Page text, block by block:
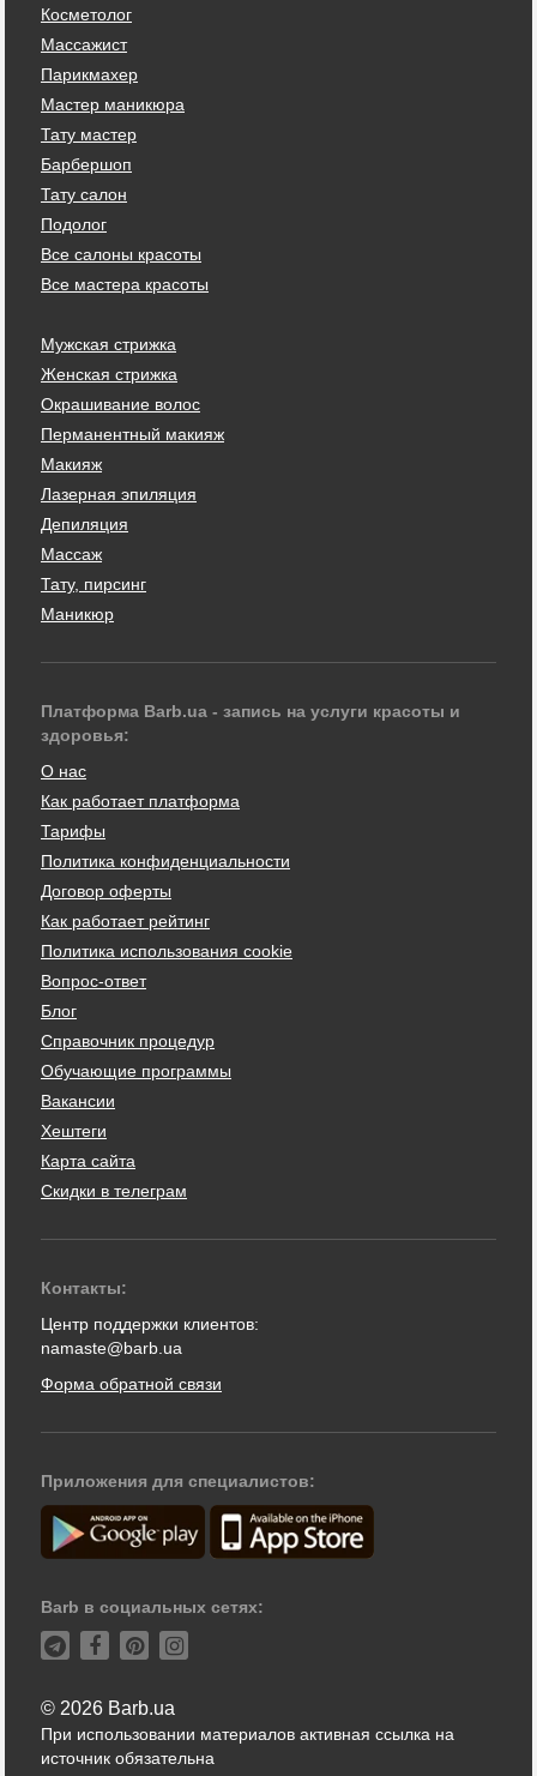
Косметолог
Массажист
Парикмахер
Мастер маникюра
Тату мастер
Барбершоп
Тату салон
Подолог
Все салоны красоты
Все мастера красоты
Мужская стрижка
Женская стрижка
Окрашивание волос
Перманентный макияж
Макияж
Лазерная эпиляция
Депиляция
Массаж
Тату, пирсинг
Маникюр
Платформа Barb.ua - запись на услуги красоты и
здоровья:
О нас
Как работает платформа
Тарифы
Политика конфиденциальности
Договор оферты
Как работает рейтинг
Политика использования cookie
Вопрос-ответ
Блог
Справочник процедур
Обучающие программы
Вакансии
Хештеги
Карта сайта
Скидки в телеграм
Контакты:
Центр поддержки клиентов:
namaste@barb.ua
Форма обратной связи
Приложения для специалистов:
Barb в социальных сетях:
© 2026 Barb.ua
При использовании материалов активная ссылка на
источник обязательна